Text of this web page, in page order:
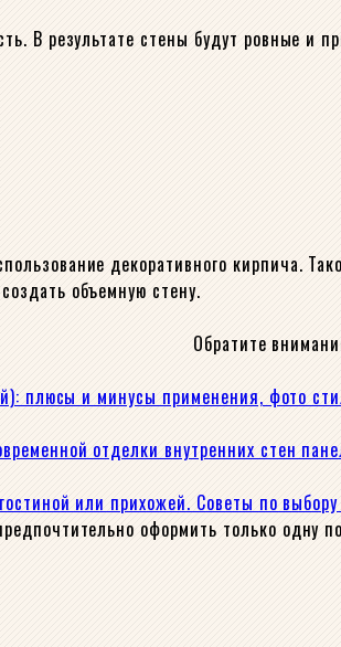
В результате стены будут ровные и
декоративного кирпича.
объемную стену.
Обратите
плюсы и минусы применения, фото
отделки внутренних стен
или прихожей. Советы по
оформить только одну